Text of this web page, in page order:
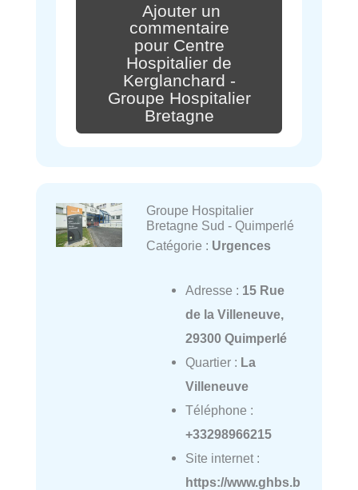
Ajouter un
commentaire
pour Centre
Hospitalier de
Kerglanchard -
Groupe Hospitalier
Bretagne
Groupe Hospitalier
Bretagne Sud - Quimperlé
Catégorie : Urgences
Adresse : 15 Rue
de la Villeneuve,
29300 Quimperlé
Quartier : La
Villeneuve
Téléphone :
+33298966215
Site internet :
https://www.ghbs.b